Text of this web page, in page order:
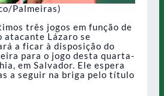
Palmeiras)
três jogos em função de
atacante Lázaro se
a ficar à disposição do
para o jogo desta quarta-
em Salvador. Ele espera
a seguir na briga pelo título